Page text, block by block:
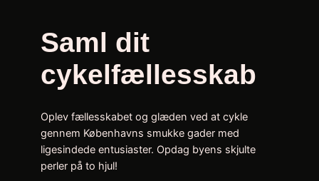
Saml dit
cykelfællesskab
Oplev fællesskabet og glæden ved at cykle
gennem Københavns smukke gader med
ligesindede entusiaster. Opdag byens skjulte
perler på to hjul!